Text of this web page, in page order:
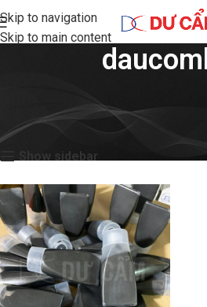
Skip to navigation
Skip to main content
Products tagged
Showing the single result
Show sidebar